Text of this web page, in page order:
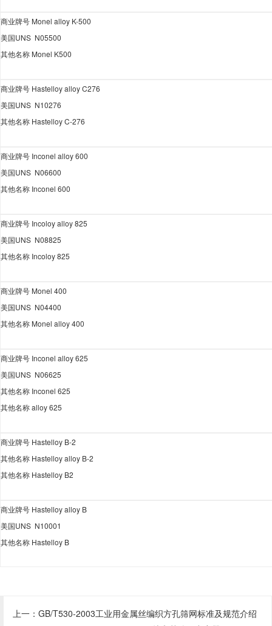
商业牌号 Monel alloy K-500
美国UNS N05500
其他名称 Monel K500
商业牌号 Hastelloy alloy C276
美国UNS N10276
其他名称 Hastelloy C-276
商业牌号 Inconel alloy 600
美国UNS N06600
其他名称 Inconel 600
商业牌号 Incoloy alloy 825
美国UNS N08825
其他名称 Incoloy 825
商业牌号 Monel 400
美国UNS N04400
其他名称 Monel alloy 400
商业牌号 Inconel alloy 625
美国UNS N06625
其他名称 Inconel 625
其他名称alloy 625
商业牌号 Hastelloy B-2
其他名称 Hastelloy alloy B-2
其他名称 Hastelloy B2
商业牌号 Hastelloy alloy B
美国UNS N10001
其他名称 Hastelloy B
上一： GB/T530-2003工业用金属丝编织方孔筛网标准及规范介绍